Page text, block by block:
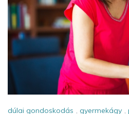
dúlai gondoskodás , gyermekágy ,